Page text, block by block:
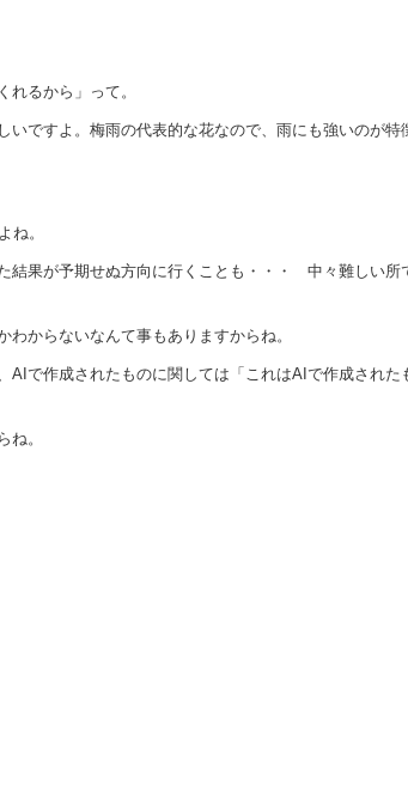
れるから」って。
ですよ。梅雨の代表的な花なので、雨にも強いのが特
ね。
結果が予期せぬ方向に行くことも・・・ 中々難しい所
からないなんて事もありますからね。
AIで作成されたものに関しては「これはAIで作成された
ね。